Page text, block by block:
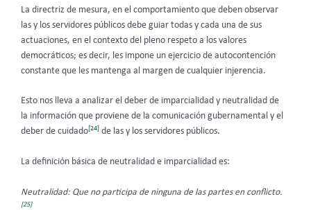
La directriz de mesura, en el comportamiento que deben observar
las y los servidores públicos debe guiar todas y cada una de sus
actuaciones, en el contexto del pleno respeto a los valores
democráticos; es decir, les impone un ejercicio de autocontención
constante que les mantenga al margen de cualquier injerencia.
Esto nos lleva a analizar el deber de imparcialidad y neutralidad de
la información que proviene de la comunicación gubernamental y el
deber de cuidado [24] de las y los servidores públicos.
La definición básica de neutralidad e imparcialidad es:
Neutralidad: Que no participa de ninguna de las partes en conflicto.
[25]